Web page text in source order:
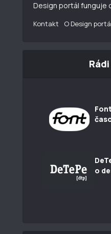
Design portál funguje
Kontakt O Design
o